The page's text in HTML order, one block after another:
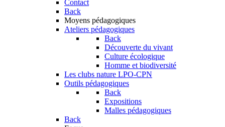
Contact
Back
Moyens pédagogiques
Ateliers pédagogiques
Back
Découverte du vivant
Culture écologique
Homme et biodiversité
Les clubs nature LPO-CPN
Outils pédagogiques
Back
Expositions
Malles pédagogiques
Back